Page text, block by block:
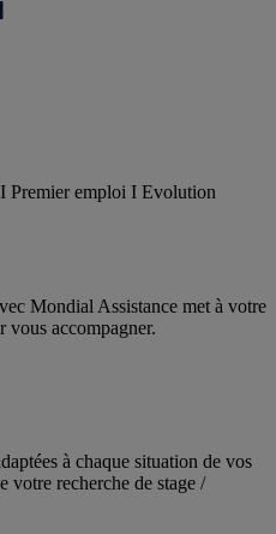
Premier emploi I Evolution
Mondial Assistance met à votre
vous accompagner.
à chaque situation de vos
votre recherche de stage /